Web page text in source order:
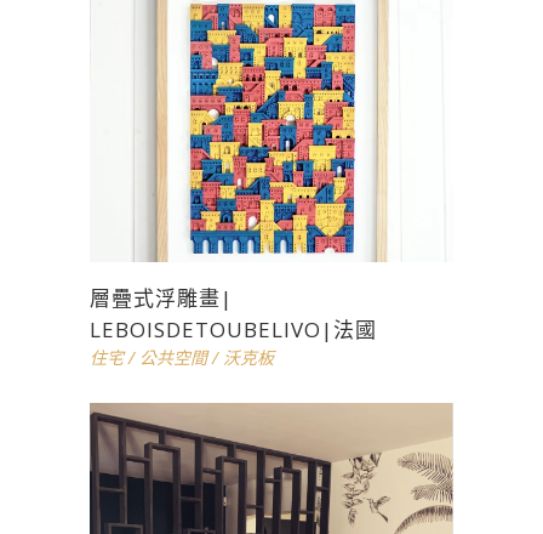
層疊式浮雕畫|
LEBOISDETOUBELIVO|法國
住宅/ 公共空間/ 沃克板